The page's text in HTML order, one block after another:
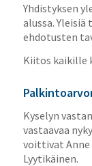
Yhdistyksen
alussa.
ehdotusten
Kiitos kaikille
Kyselyn
vastaavaa
voittivat Anne
Lyytikäinen.